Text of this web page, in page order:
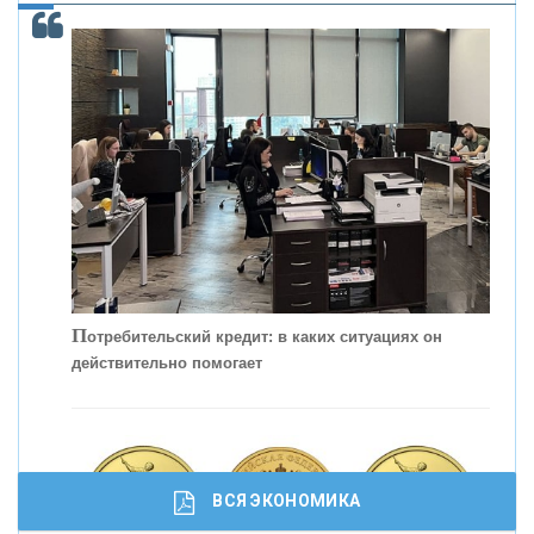
Скорость - один из главных трендов в
кредитовании бизнеса - «Интервью»
Потребительский кредит: в каких ситуациях он
действительно помогает
ВСЯ ЭКОНОМИКА